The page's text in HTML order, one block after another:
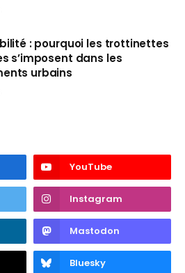
: pourquoi les trottinettes
s’imposent dans les
urbains
YouTube
Instagram
Mastodon
Bluesky